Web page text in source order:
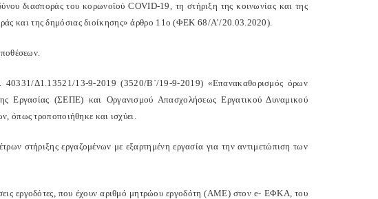
διασποράς του κορωνοϊού COVID-19, τη στήριξη της κοινωνίας και της
και της δημόσιας διοίκησης» άρθρο 11ο (ΦΕΚ 68/Α’/20.03.2020).
Δ1.13521/13-9-2019 (3520/Β΄/19-9-2019) «Επανακαθορισμός όρων
Εργασίας (ΣΕΠΕ) και Οργανισμού Απασχολήσεως Εργατικού Δυναμικού
όπως τροποποιήθηκε και ισχύει.
στήριξης εργαζομένων με εξαρτημένη εργασία για την αντιμετώπιση των
εργοδότες, που έχουν αριθμό μητρώου εργοδότη (ΑΜΕ) στον e- ΕΦΚΑ, του